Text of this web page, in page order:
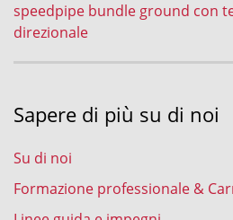
speedpipe bundle ground con
direzionale
Sapere di più su di noi
Su di noi
Formazione professionale &